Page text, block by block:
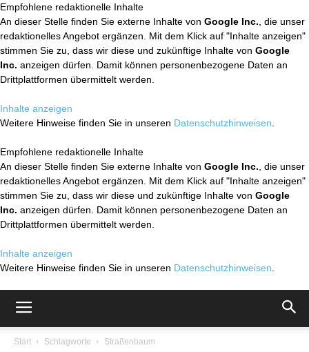
Empfohlene redaktionelle Inhalte
An dieser Stelle finden Sie externe Inhalte von Google Inc. , die unser
redaktionelles Angebot ergänzen. Mit dem Klick auf "Inhalte anzeigen"
stimmen Sie zu, dass wir diese und zukünftige Inhalte von Google
Inc. anzeigen dürfen. Damit können personenbezogene Daten an
Drittplattformen übermittelt werden.
Inhalte anzeigen
Weitere Hinweise finden Sie in unseren Datenschutzhinweisen
Empfohlene redaktionelle Inhalte
An dieser Stelle finden Sie externe Inhalte von Google Inc. , die unser
redaktionelles Angebot ergänzen. Mit dem Klick auf "Inhalte anzeigen"
stimmen Sie zu, dass wir diese und zukünftige Inhalte von Google
Inc. anzeigen dürfen. Damit können personenbezogene Daten an
Drittplattformen übermittelt werden.
Inhalte anzeigen
Weitere Hinweise finden Sie in unseren Datenschutzhinweisen
Start Schlagworte Straßenbaum